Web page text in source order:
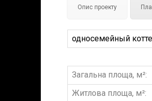
Опис проекту
односемейный
Загальна площа, м²:
Житлова площа, м²: